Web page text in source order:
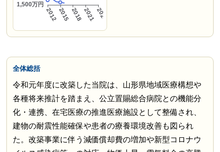
全体総括
令和元年度に改築した当院は、山形県地域医療構想や
各種将来推計を踏まえ、公立置賜総合病院との機能分
化・連携、在宅医療の推進医療施設として整備され、
建物の耐震性能確保や患者の療養環境改善も図られ
た。改築事業に伴う減価償却費の増加や新型コロナウ